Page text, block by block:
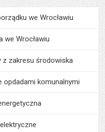
MenuŚrodowisko i ekologia
we Wrocławiu
we Wrocławiu
z zakresu środowiska
opdadami komunalnymi